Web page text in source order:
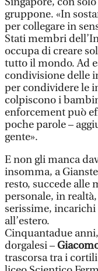
gruppone. «In
per collegare in
Stati membri
occupa di creare
tutto il mondo. Ad
condivisione delle
per condividere le
colpiscono i
enforcement può
poche parole –
gente».
E non gli manca
insomma, a
resto, succede alle
personale, in
serissime, incarichi
all’estero.
Cinquantadue
dorgalesi –
trascorsa tra i